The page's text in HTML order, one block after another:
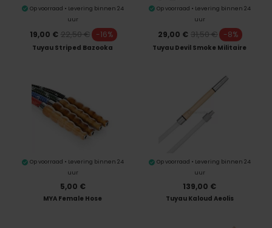
Op voorraad • Levering binnen 24
uur
19,00 € 22,50 € -16%
Tuyau Striped Bazooka
Op voorraad • Levering binnen 24
uur
29,00 € 31,50 € -8%
Tuyau Devil Smoke Militaire
Op voorraad • Levering binnen 24
uur
5,00 €
MYA Female Hose
Op voorraad • Levering binnen 24
uur
139,00 €
Tuyau Kaloud Aeolis